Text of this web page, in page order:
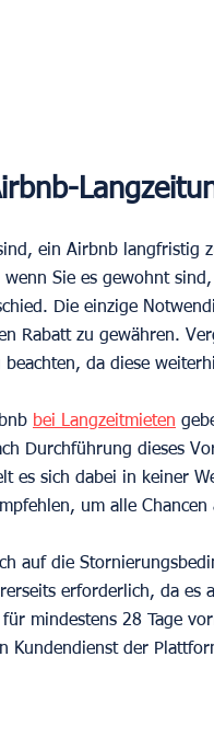
ein Airbnb langfristig
wenn Sie es gewohnt
Die einzige
Rabatt zu gewähren.
da diese
bei Langzeitmieten
Durchführung dieses
es sich dabei in keiner
um alle
auf die
erforderlich, da es
mindestens 28 Tage
Kundendienst der